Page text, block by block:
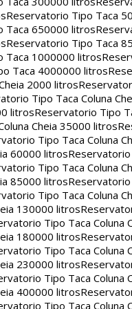
Reservatorio Tipo Taca
Taca 650000 litros
Reservatorio Tipo Taca
Taca 1000000 litros
Taca 4000000 litros
2000 litros
Tipo Taca Coluna
litrosReservatorio Tipo
Cheia 35000 litros
Tipo Taca Coluna
60000 litrosReservatorio
Tipo Taca Coluna
85000 litrosReservatorio
Tipo Taca Coluna
130000 litros
Tipo Taca Coluna
180000 litros
Tipo Taca Coluna
230000 litros
Tipo Taca Coluna
400000 litros
Tipo Taca Coluna